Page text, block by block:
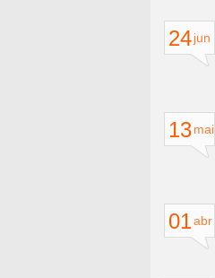
24jun
13mai
01abr